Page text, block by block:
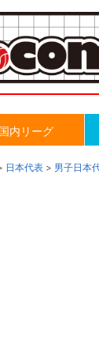
国内リーグ
日本代表 > 男子日本